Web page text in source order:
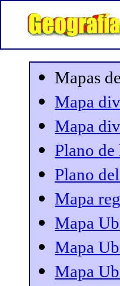
Mapas
Mapa
Mapa
Plano de
Plano
Mapa
Mapa
Mapa
Mapa